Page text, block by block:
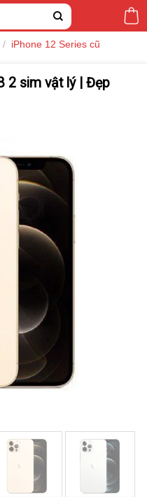
/ iPhone 12 Series cũ
2 sim vật lý | Đẹp